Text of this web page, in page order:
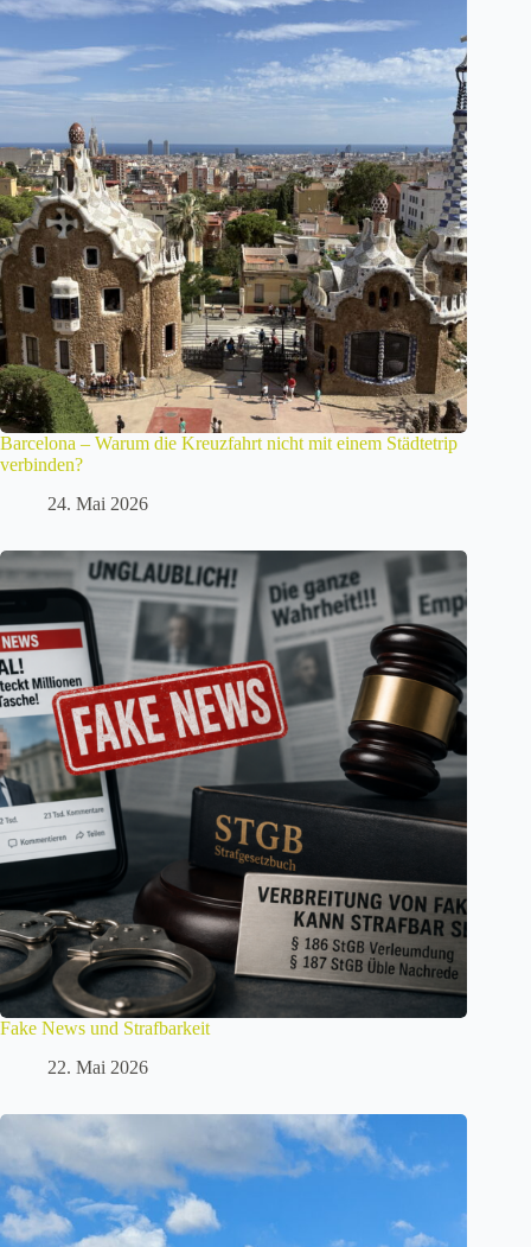
Barcelona – Warum die Kreuzfahrt nicht mit einem Städtetrip
verbinden?
24. Mai 2026
Fake News und Strafbarkeit
22. Mai 2026